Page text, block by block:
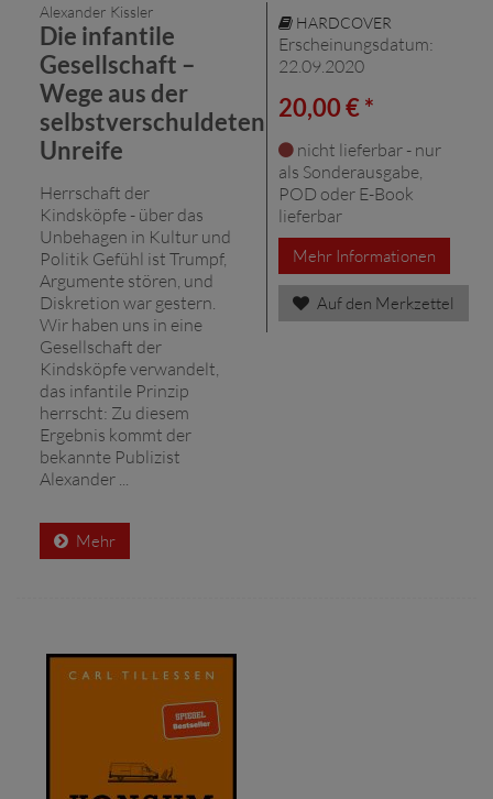
Alexander Kissler
Die infantile
Gesellschaft –
Wege aus der
selbstverschuldeten
Unreife
Herrschaft der
Kindsköpfe - über das
Unbehagen in Kultur und
Politik Gefühl ist Trumpf,
Argumente stören, und
Diskretion war gestern.
Wir haben uns in eine
Gesellschaft der
Kindsköpfe verwandelt,
das infantile Prinzip
herrscht: Zu diesem
Ergebnis kommt der
bekannte Publizist
Alexander ...
Mehr
HARDCOVER
Erscheinungsdatum:
22.09.2020
20,00 € *
nicht lieferbar - nur
als Sonderausgabe,
POD oder E-Book
lieferbar
Mehr Informationen
Auf den Merkzettel